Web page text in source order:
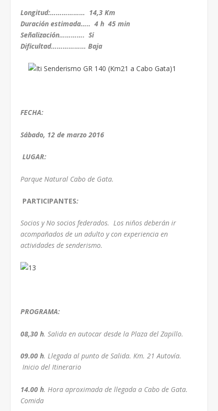
Longitud:……………… 14,3 Km
Duración estimada….. 4 h 45 min
Señalización…………. Si
Dificultad……………… Baja
FECHA:
Sábado, 12 de marzo 2016
LUGAR:
Parque Natural Cabo de Gata.
PARTICIPANTES:
Socios y No socios federados. Los niños deberán ir
acompañados de un adulto y con experiencia en
actividades de senderismo.
PROGRAMA:
08,30 h. Salida en autocar desde la Plaza del Zapillo.
09.00 h. Llegada al punto de Salida. Km. 21 Autovía.
Inicio del Itinerario
14.00 h. Hora aproximada de llegada a Cabo de Gata.
Comida